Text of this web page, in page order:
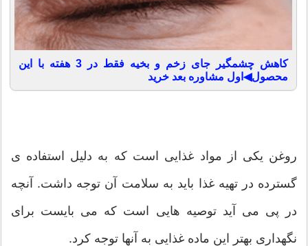
کاهش چشمگیر جای زخم و بخیه فقط در 3 هفته با این
محصول◀اول مشاوره بعد خرید
روغن یکی از مواد غذایی است که به دلیل استفاده ی
گسترده در تهیه غذا باید به سلامت آن توجه داشت. آنچه
در پی می آید توصیه هایی است که می بایست برای
نگهداری بهتر این ماده غذایی به آنها توجه کرد.